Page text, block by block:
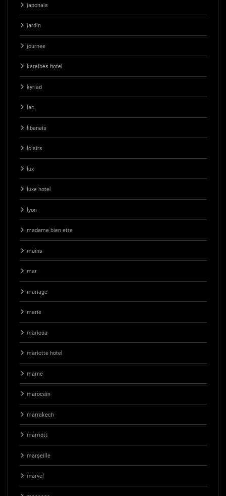
japonais
jardin
journee
karaibes hotel
kyriad
lac
libanais
loisirs
lux
luxe hotel
lyon
madame bien etre
mains
mar
mariage
marie
mariosa
mariotte hotel
marne
marocain
marrakech
marriott
marseille
marvel